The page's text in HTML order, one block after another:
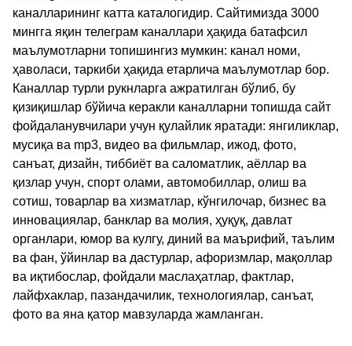
каналларининг катта каталогидир. Сайтимизда 3000
мингга яқин телеграм каналлари ҳақида батафсил
маълумотларни топишингиз мумкин: канал номи,
ҳаволаси, таркиби ҳақида етарлича маълумотлар бор.
Каналлар турли рукнларга ажратилган бўлиб, бу
қизиқишлар бўйича керакли каналларни топишда сайт
фойдаланувчилари учун қулайлик яратади: янгиликлар,
мусиқа ва mp3, видео ва фильмлар, ижод, фото,
санъат, дизайн, тиббиёт ва саломатлик, аёллар ва
қизлар учун, спорт олами, автомобиллар, олиш ва
сотиш, товарлар ва хизматлар, кўнгилочар, бизнес ва
инновациялар, банклар ва молия, ҳуқуқ, давлат
органлари, юмор ва кулгу, диний ва маърифий, таълим
ва фан, ўйинлар ва дастурлар, афоризмлар, мақоллар
ва иқтибослар, фойдали маслаҳатлар, фактлар,
лайфхаклар, пазандачилик, технологиялар, санъат,
фото ва яна қатор мавзуларда жамланган.